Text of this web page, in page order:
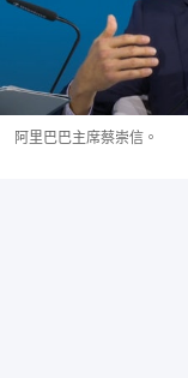
阿里巴巴主席蔡崇信。